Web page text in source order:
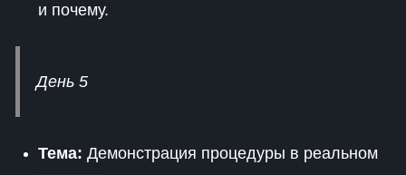
и почему.
День 5
Тема: Демонстрация процедуры в реальном